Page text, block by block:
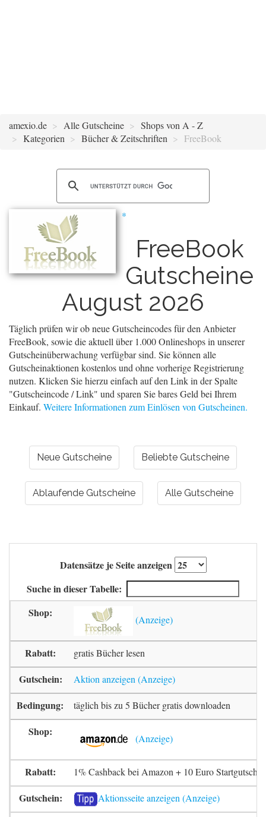
amexio.de Alle Gutscheine
Shops von A - Z
Kategorien
Bücher & Zeitschriften FreeBook
FreeBook
Gutscheine
August 2026
Täglich prüfen wir ob neue Gutscheincodes für den Anbieter
FreeBook, sowie die aktuell über 1.000 Onlineshops in unserer
Gutscheinüberwachung verfügbar sind. Sie können alle
Gutscheinaktionen kostenlos und ohne vorherige Registrierung
nutzen. Klicken Sie hierzu einfach auf den Link in der Spalte
"Gutscheincode / Link" und sparen Sie bares Geld bei Ihrem
Einkauf. Weitere Informationen zum Einlösen von Gutscheinen.
Neue Gutscheine Beliebte Gutscheine
Ablaufende Gutscheine Alle Gutscheine
Datensätze je Seite anzeigen
Suche in dieser Tabelle:
gratis Bücher lesen
Aktion anzeigen
täglich bis zu 5 Bücher gratis downloaden
1% Cashback bei Amazon + 10 Euro
Aktionsseite anzeigen